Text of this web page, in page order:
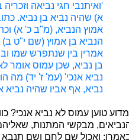
'ואיתנבי חגי נביאה
א) שהיה נביא בן נביא.
אמוץ הנביא, (מ"ב כ' א)
הנביא בן אמוץ (שם י"ט ב)
אמרין בין שנתפרש שמו
בן נביא, שכן עמוס אומר
נביא אנכי' (עמ' ז' יד) מה
נביא, אף אביו שהיה נביא
טוען עמוס לא נביא אנכי?
מבקשי המתנות,
ואכול שם לחם ושם תנבא